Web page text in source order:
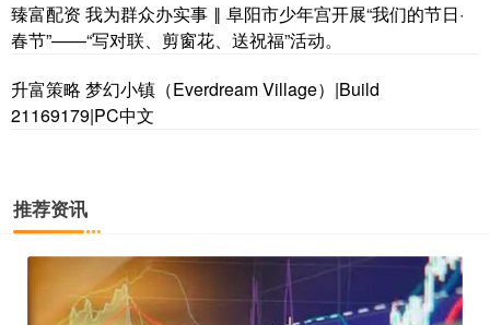
臻富配资 我为群众办实事 ‖ 阜阳市少年宫开展“我们的节日·
春节”——“写对联、剪窗花、送祝福”活动。
升富策略 梦幻小镇（Everdream Village）|Build
21169179|PC中文
推荐资讯